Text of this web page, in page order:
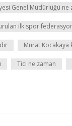
Genel Müdürlüğü ne
ilk spor
Murat Kocakaya
Tici ne zaman